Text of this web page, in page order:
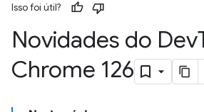
Isso foi útil?
Novidades do Dev
Chrome 126